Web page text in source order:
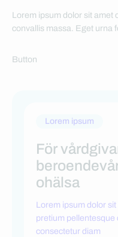
Lorem ipsum dolor sit amet
convallis massa. Eget urna
Button
Lorem ipsum
För
ohälsa
Lorem ipsum dolor
pretium pellentesque
consectetur diam